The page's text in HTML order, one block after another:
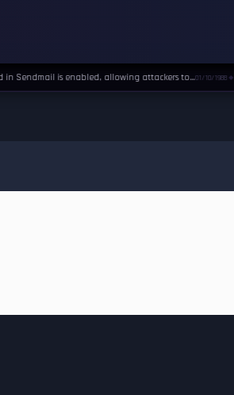
in Sendmail is enabled, allowing attackers to…01/10/1988 ◆